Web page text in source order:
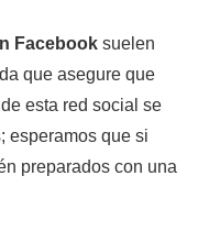
Facebook suelen
que asegure que
esta red social se
esperamos que si
preparados con una